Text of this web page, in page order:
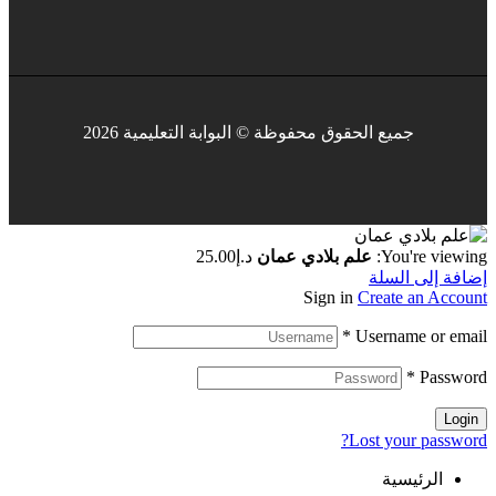
جميع الحقوق محفوظة © البوابة التعليمية 2026
You're viewing: علم بلادي عمان د.إ 25.00
إضافة إلى السلة
Sign in Create an Account
Username or email
*
Password
*
Login
Lost your password?
الرئيسية